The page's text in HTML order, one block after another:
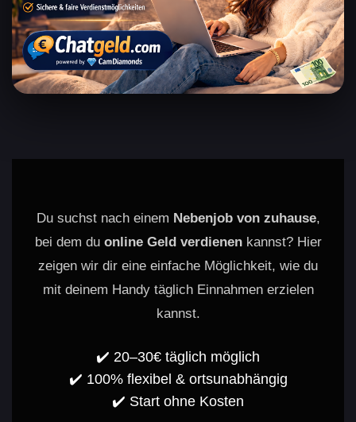
Du suchst nach einem Nebenjob von zuhause,
bei dem du online Geld verdienenkannst? Hier
zeigen wir dir eine einfache Möglichkeit, wie du
mit deinem Handy täglich Einnahmen erzielen
kannst.
✔️ 20–30€ täglich möglich
✔️ 100% flexibel & ortsunabhängig
✔️ Start ohne Kosten